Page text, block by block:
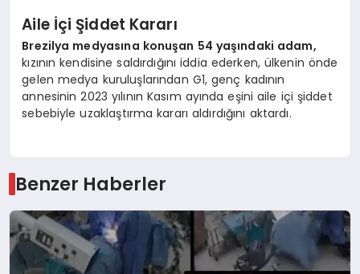
Aile İçi Şiddet Kararı
Brezilya medyasına konuşan 54 yaşındaki adam,
kızının kendisine saldırdığını iddia ederken, ülkenin önde
gelen medya kuruluşlarından G1, genç kadının
annesinin 2023 yılının Kasım ayında eşini aile içi şiddet
sebebiyle uzaklaştırma kararı aldırdığını aktardı.
Benzer Haberler